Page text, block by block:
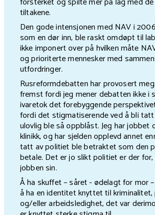
tiltakene.
Den gode intensjonen med NAV i
som en dør inn, ble raskt omdøpt til
ikke imponert over på hvilken måte
og prioriterte mennesker med
utfordringer.
Rusreformdebatten har provosert
fremst fordi jeg mener debatten ikke i
ivaretok det forebyggende
fordi det stigmatiserende ved å bli
ulovlig ble så oppblåst. Jeg har jobbet
klinikk, og har sjelden opplevd annet
tatt av politiet ble betraktet som den
betale. Det er jo slikt politiet er der
jobben sin.
Å ha skuffet – såret - ødelagt for mor
å ha en identitet knyttet til
og/eller arbeidsledighet, det var